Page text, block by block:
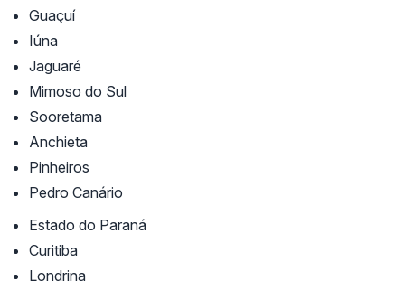
Guaçuí
Iúna
Jaguaré
Mimoso do Sul
Sooretama
Anchieta
Pinheiros
Pedro Canário
Estado do Paraná
Curitiba
Londrina